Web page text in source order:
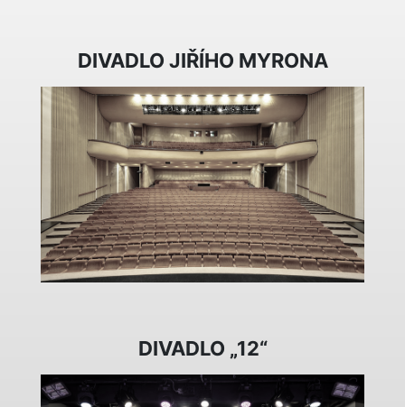
DIVADLO JIŘÍHO MYRONA
DIVADLO „12“